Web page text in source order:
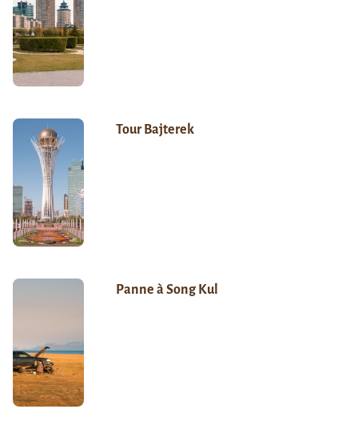
Tour Bajterek
Panne à Song Kul